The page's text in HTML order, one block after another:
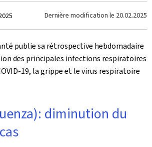
Dernière modification le 20.02.2025
publie sa rétrospective hebdomadaire
des principales infections respiratoires
19, la grippe et le virus respiratoire
diminution du